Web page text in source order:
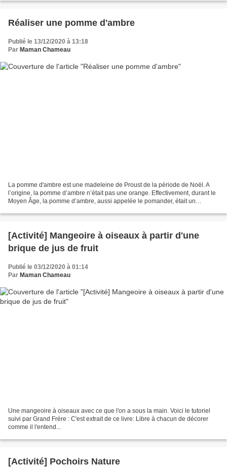
Réaliser une pomme d'ambre
Publié le 13/12/2020 à 13:18
Par Maman Chameau
La pomme d'ambre est une madeleine de Proust de la période de Noël. A
l’origine, la pomme d’ambre n’était pas une orange. Effectivement, durant le
Moyen Âge, la pomme d’ambre, aussi appelée le pomander, était un
[Activité] Mangeoire à oiseaux à partir d'une
brique de jus de fruit
Publié le 03/12/2020 à 01:14
Par Maman Chameau
Une mangeoire à oiseaux avec ce que l'on a sous la main. Voici le tutoriel
suivi par Grand Frère : C'est extrait de ce livre: Libre à chacun de décorer
comme il l'entend...
[Activité] Pochoirs Nature